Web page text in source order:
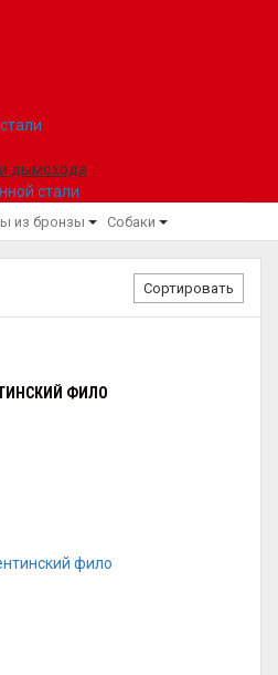
дымохода
стали
из бронзы Собаки
Сортировать
ФИЛО